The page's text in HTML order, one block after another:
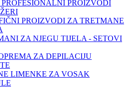
PROFESIONALNI PROIZVODI
PROIZVODI ZA TRETMANE
ZA NJEGU TIJELA - SETOVI
ZA DEPILACIJU
LIMENKE ZA VOSAK